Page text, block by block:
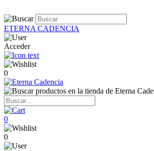
ETERNA CADENCIA
Acceder
0
0
0